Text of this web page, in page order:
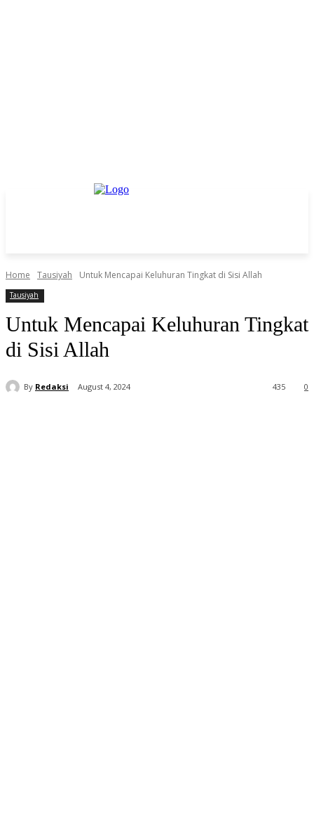
Home Tausiyah Untuk Mencapai Keluhuran Tingkat di Sisi Allah
Tausiyah
Untuk Mencapai Keluhuran Tingkat
di Sisi Allah
By Redaksi August 4, 2024 0
435